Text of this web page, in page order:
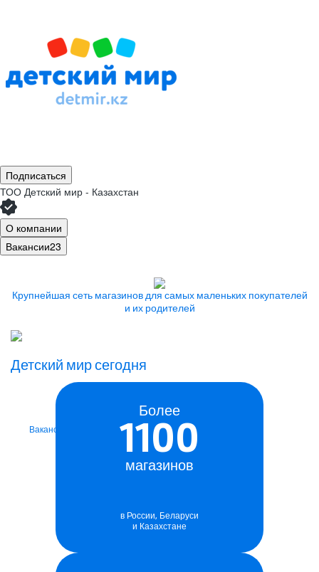
Подписаться
ТОО Детский мир - Казахстан
О компании
Вакансии23
Крупнейшая сеть магазиновдля самых маленьких покупателей
и их родителей
Работаем
играючи
Мы ищем сотрудников
в наши магазины
Вакансии
Детский мир сегодня
Более
1100
магазинов
в России, Беларуси
и Казахстане